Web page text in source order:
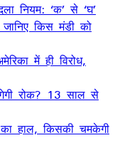
नियम: ‘क’ से ‘घ’
किस मंडी को
में ही विरोध,
रोक? 13 साल से
हाल, किसकी चमकेगी